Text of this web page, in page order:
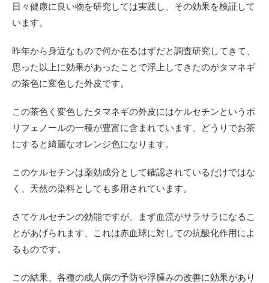
日々健康に良い物を研究しては実践し、その効果を検証して
います。
昨年から身近なもので何か在るはずだと調査研究してきて、
思った以上に効果があったことで浮上してきたのがタマネギ
の茶色に変色した外皮です。
この茶色く変色したタマネギの外皮にはケルセチンというポ
リフェノールの一種が豊富に含まれています、どうりでお茶
にすると綺麗なオレンジ色になります。
このケルセチンは薬効成分として確認されているだけではな
く、天然の染料としても多用されています。
さてケルセチンの効能ですが、まず血流がサラサラになるこ
とがあげられます、これは赤血球に対しての抗酸化作用によ
るものです。
この結果、各種の成人病の予防や浮腫みの改善に効果があり